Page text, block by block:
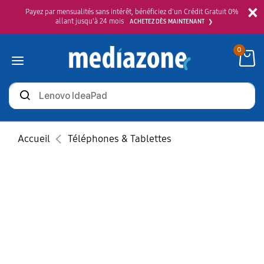
×
Payez par mensualités sans intérêt, bénéficiez d'un Crédit Gratuit 0%
allant jusqu'à 24 mois
ACHETEZ DÈS MAINTENANT
Rechercher
des
produits
0
Accueil Téléphones & Tablettes